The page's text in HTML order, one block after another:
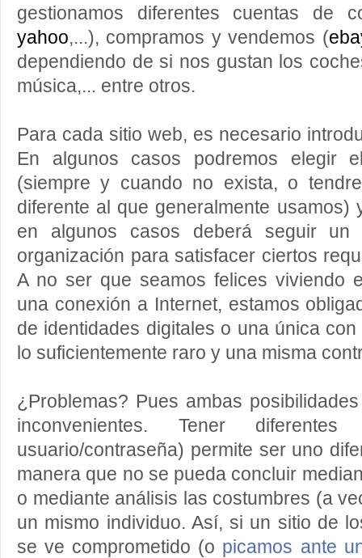
gestionamos diferentes cuentas de
yahoo,...), compramos y vendemos (
dependiendo de si nos gustan los
música,... entre otros.
Para cada sitio web, es necesario
En algunos casos podremos elegir
(siempre y cuando no exista, o
diferente al que generalmente usamos)
en algunos casos deberá seguir
organización para satisfacer ciertos
A no ser que seamos felices viviendo
una conexión a Internet, estamos
de identidades digitales o una única
lo suficientemente raro y una misma
¿Problemas? Pues ambas
inconvenientes. Tener diferentes
usuario/contraseña) permite ser uno
manera que no se pueda concluir
o mediante análisis las costumbres (a
un mismo individuo. Así, si un sitio de
se ve comprometido (o picamos ante